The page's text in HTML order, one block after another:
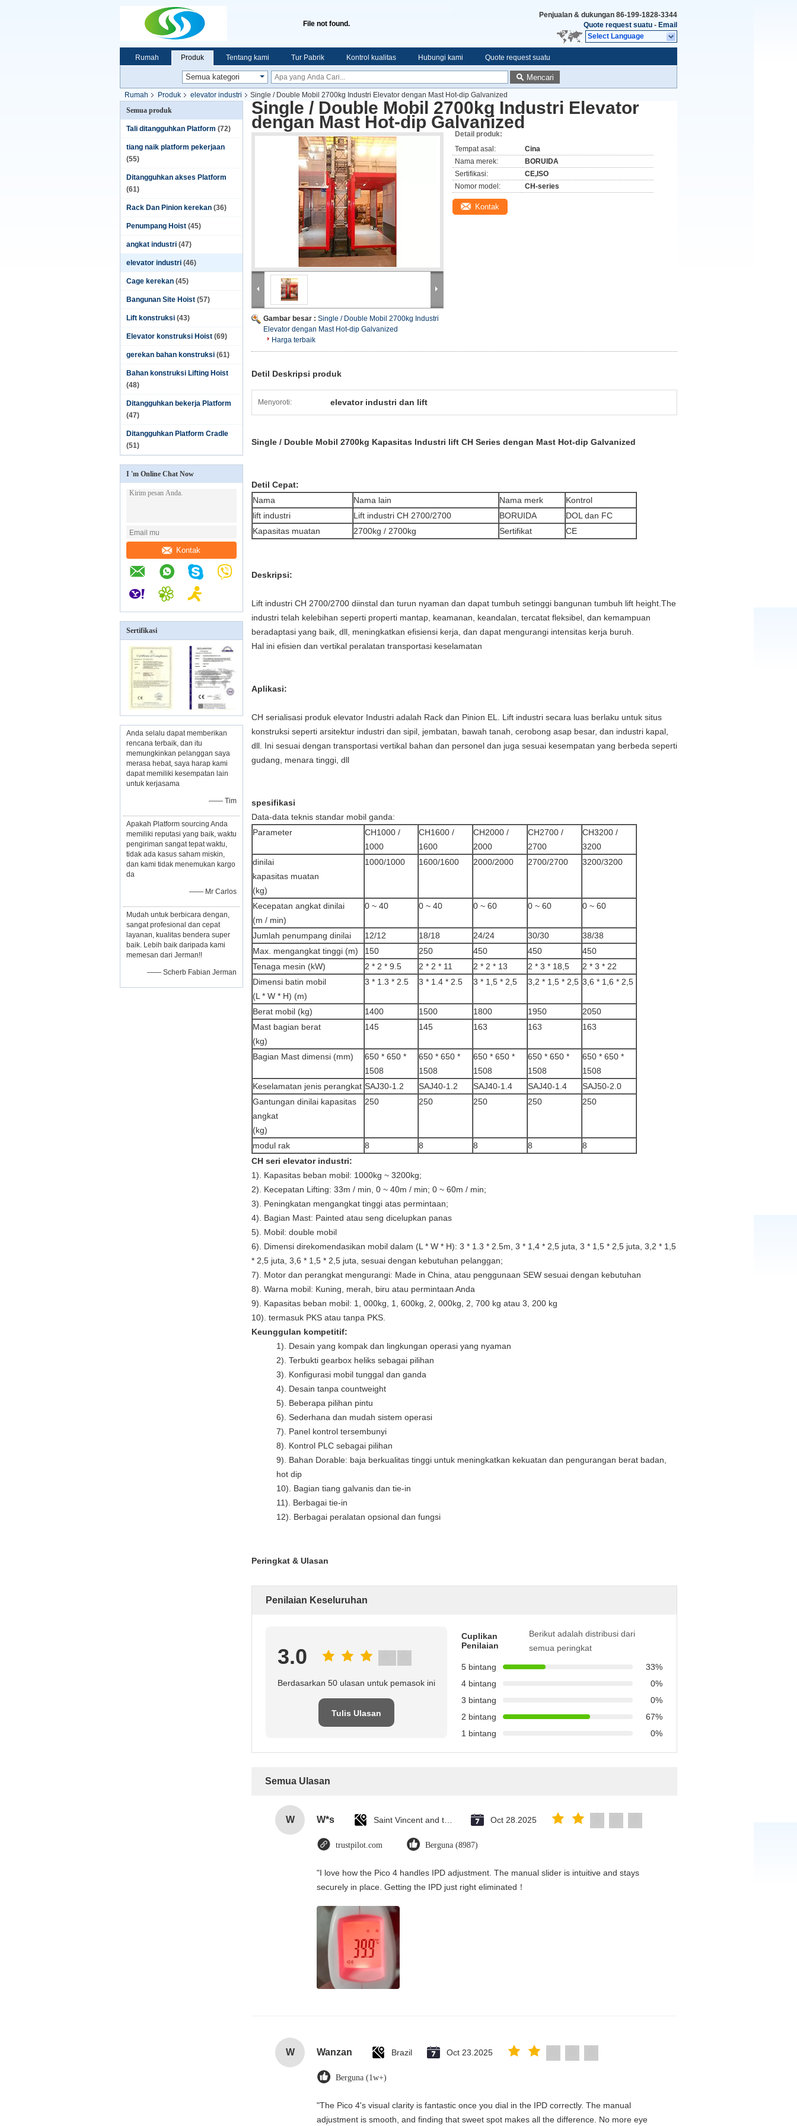
File not found.
Penjualan & dukungan 86-199-1828-3344
Quote request suatu - Email
Select Language
Rumah Produk Tentang kami Tur Pabrik Kontrol kualitas Hubungi kami Quote request suatu
Mencari
Rumah Produk elevator industri
Single / Double Mobil 2700kg Industri Elevator dengan Mast Hot-dip Galvanized
Semua produk
Tali ditangguhkan Platform (72)
tiang naik platform pekerjaan
(55)
Ditangguhkan akses Platform
(61)
Rack Dan Pinion kerekan (36)
Penumpang Hoist (45)
angkat industri (47)
elevator industri (46)
Cage kerekan (45)
Bangunan Site Hoist (57)
Lift konstruksi (43)
Elevator konstruksi Hoist (69)
gerekan bahan konstruksi (61)
Bahan konstruksi Lifting Hoist
(48)
Ditangguhkan bekerja Platform
(47)
Ditangguhkan Platform Cradle
(51)
I 'm Online Chat Now
Kontak
Sertifikasi
Anda selalu dapat memberikan
rencana terbaik, dan itu
memungkinkan pelanggan saya
merasa hebat, saya harap kami
dapat memiliki kesempatan lain
untuk kerjasama
—— Tim
Apakah Platform sourcing Anda
memiliki reputasi yang baik, waktu
pengiriman sangat tepat waktu,
tidak ada kasus saham miskin,
dan kami tidak menemukan kargo
da
—— Mr Carlos
Mudah untuk berbicara dengan,
sangat profesional dan cepat
layanan, kualitas bendera super
baik. Lebih baik daripada kami
memesan dari Jerman!!
—— Scherb Fabian Jerman
Single / Double Mobil 2700kg Industri Elevator
dengan Mast Hot-dip Galvanized
Gambar besar : Single / Double Mobil 2700kg Industri
Elevator dengan Mast Hot-dip Galvanized
Harga terbaik
Detail produk:
Tempat asal:
Cina
Nama merek:
BORUIDA
Sertifikasi:
CE,ISO
Nomor model:
CH-series
Kontak
Detil Deskripsi produk
Menyoroti: elevator industri dan lift
Single / Double Mobil 2700kg Kapasitas Industri lift CH Series dengan Mast Hot-dip Galvanized
Detil Cepat:
Nama
Nama lain Nama merk
Kontrol
lift industri
Lift industri CH 2700/2700 BORUIDA
DOL dan FC
Kapasitas muatan
2700kg / 2700kg Sertifikat CE
Deskripsi:
Lift industri CH 2700/2700 diinstal dan turun nyaman dan dapat tumbuh setinggi bangunan tumbuh lift height.The
industri telah kelebihan seperti properti mantap, keamanan, keandalan, tercatat fleksibel, dan kemampuan
beradaptasi yang baik, dll, meningkatkan efisiensi kerja, dan dapat mengurangi intensitas kerja buruh.
Hal ini efisien dan vertikal peralatan transportasi keselamatan
Aplikasi:
CH serialisasi produk elevator Industri adalah Rack dan Pinion EL.
Lift industri secara luas berlaku untuk situs
konstruksi seperti arsitektur industri dan sipil, jembatan, bawah tanah, cerobong asap besar, dan industri kapal,
dll. Ini sesuai dengan transportasi vertikal bahan dan personel dan juga sesuai kesempatan yang berbeda seperti
gudang, menara tinggi, dll
spesifikasi
Data-data teknis standar mobil ganda:
Parameter
CH1000 /
1000
CH1600 /
1600
CH2000 /
2000
CH2700 /
2700
CH3200 /
3200
dinilai
kapasitas muatan
(kg)
1000/1000 1600/1600 2000/2000 2700/2700 3200/3200
Kecepatan angkat dinilai
(m / min)
0 ~ 40 0 ~ 40 0 ~ 60 0 ~ 60 0 ~ 60
Jumlah penumpang dinilai 12/12 18/18 24/24 30/30
38/38
Max. mengangkat tinggi (m) 150 250 450 450
450
Tenaga mesin (kW)
2 * 2 * 9.5 2 * 2 * 11 2 * 2 * 13 2 * 3 * 18,5
2 * 3 * 22
Dimensi batin mobil
(L * W * H) (m)
3 * 1.3 * 2.5 3 * 1.4 * 2.5 3 * 1,5 * 2,5 3,2 * 1,5 * 2,5 3,6 * 1,6 * 2,5
Berat mobil (kg) 1400 1500 1800 1950
2050
Mast bagian berat
(kg)
145 145 163 163 163
Bagian Mast dimensi (mm)
650 * 650 *
1508
650 * 650 *
1508
650 * 650 *
1508
650 * 650 *
1508
650 * 650 *
1508
Keselamatan jenis perangkat SAJ30-1.2 SAJ40-1.2 SAJ40-1.4 SAJ40-1.4
SAJ50-2.0
Gantungan dinilai kapasitas
angkat
(kg)
250 250 250 250 250
modul rak 8 8 8 8
8
CH seri elevator industri:
1).
Kapasitas beban mobil: 1000kg ~ 3200kg;
2).
Kecepatan Lifting: 33m / min, 0 ~ 40m / min; 0 ~ 60m / min;
3).
Peningkatan mengangkat tinggi atas permintaan;
4).
Bagian Mast: Painted atau seng dicelupkan panas
5).
Mobil: double mobil
6).
Dimensi direkomendasikan mobil dalam (L * W * H): 3 * 1.3 * 2.5m, 3 * 1,4 * 2,5 juta, 3 * 1,5 * 2,5 juta, 3,2 * 1,5
* 2,5 juta, 3,6 * 1,5 * 2,5 juta, sesuai dengan kebutuhan pelanggan;
7).
Motor dan perangkat mengurangi: Made in China, atau penggunaan SEW sesuai dengan kebutuhan
8). Warna mobil: Kuning, merah, biru atau permintaan Anda
9).
Kapasitas beban mobil: 1, 000kg, 1, 600kg, 2, 000kg, 2, 700 kg atau 3, 200 kg
10). termasuk PKS atau tanpa PKS.
Keunggulan kompetitif:
1).
Desain yang kompak dan lingkungan operasi yang nyaman
2). Terbukti gearbox heliks sebagai pilihan
3).
Konfigurasi mobil tunggal dan ganda
4).
Desain tanpa countweight
5).
Beberapa pilihan pintu
6). Sederhana dan mudah sistem operasi
7).
Panel kontrol tersembunyi
8).
Kontrol PLC sebagai pilihan
9).
Bahan Dorable: baja berkualitas tinggi untuk meningkatkan kekuatan dan pengurangan berat badan,
hot dip
10).
Bagian tiang galvanis dan tie-in
11).
Berbagai tie-in
12).
Berbagai peralatan opsional dan fungsi
Peringkat & Ulasan
Penilaian Keseluruhan
3.0
Berdasarkan 50 ulasan untuk pemasok ini
Tulis Ulasan
Cuplikan
Penilaian
Berikut adalah distribusi dari
semua peringkat
5 bintang
33%
4 bintang
0%
3 bintang
0%
2 bintang
67%
1 bintang
0%
Semua Ulasan
W W*s Oct 28.2025
trustpilot.com Berguna (8987)
"I love how the Pico 4 handles IPD adjustment. The manual slider is intuitive and stays
securely in place. Getting the IPD just right eliminated！
W Wanzan Brazil Oct 23.2025
Berguna (1w+)
"The Pico 4's visual clarity is fantastic once you dial in the IPD correctly. The manual
adjustment is smooth, and finding that sweet spot makes all the difference. No more eye